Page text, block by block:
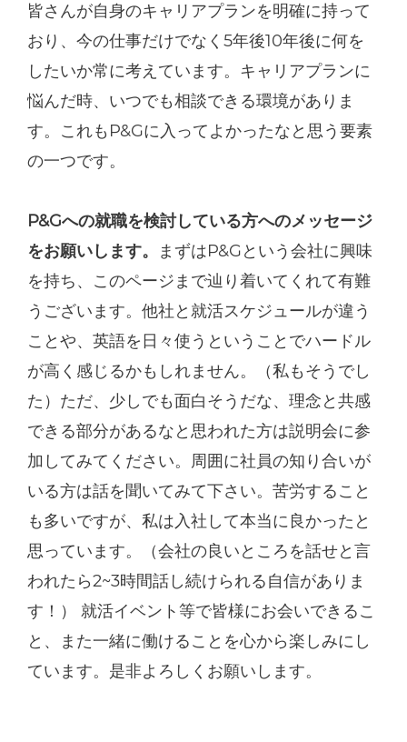
皆さんが自身のキャリアプランを明確に持って
おり、今の仕事だけでなく5年後10年後に何を
したいか常に考えています。キャリアプランに
悩んだ時、いつでも相談できる環境がありま
す。これもP&Gに入ってよかったなと思う要素
の一つです。
P&Gへの就職を検討している方へのメッセージ
をお願いします。
まずはP&Gという会社に興味
を持ち、このページまで辿り着いてくれて有難
うございます。他社と就活スケジュールが違う
ことや、英語を日々使うということでハードル
が高く感じるかもしれません。（私もそうでし
た）ただ、少しでも面白そうだな、理念と共感
できる部分があるなと思われた方は説明会に参
加してみてください。周囲に社員の知り合いが
いる方は話を聞いてみて下さい。苦労すること
も多いですが、私は入社して本当に良かったと
思っています。（会社の良いところを話せと言
われたら2~3時間話し続けられる自信がありま
す！） 就活イベント等で皆様にお会いできるこ
と、また一緒に働けることを心から楽しみにし
ています。是非よろしくお願いします。